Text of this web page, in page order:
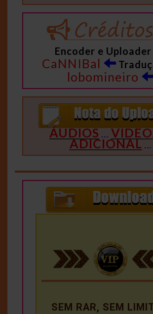
Encoder e Uploader
CaNNIBal
lobomineiro
ÁUDIOS …
ADICIONAL …
SEM RAR, SEM